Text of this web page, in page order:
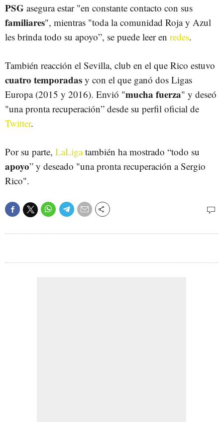
PSG asegura estar "en constante contacto con sus
familiares", mientras "toda la comunidad Roja y Azul
les brinda todo su apoyo”, se puede leer en redes.
También reacción el Sevilla, club en el que Rico estuvo
cuatro temporadas y con el que ganó dos Ligas
Europa (2015 y 2016). Envió "mucha fuerza" y deseó
"una pronta recuperación” desde su perfil oficial de
Twitter.
Por su parte, LaLigatambién ha mostrado “todo su
apoyo” y deseado "una pronta recuperación a Sergio
Rico".